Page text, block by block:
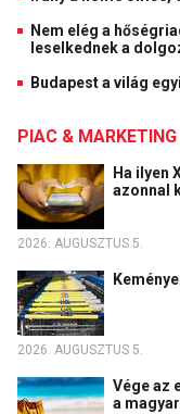
Nem elég a
leselkednek a
Budapest a világ
PIAC & MARKETING
Ha ilyen
azonnal
2026. AUGUSZTUS 5.
2026. AUGUSZTUS 5.
Vége az
a